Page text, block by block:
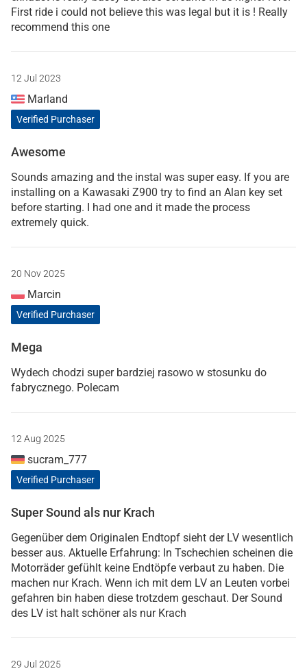
First ride i could not believe this was legal but it is ! Really
recommend this one
12 Jul 2023
Marland
Verified Purchaser
Awesome
Sounds amazing and the instal was super easy. If you are
installing on a Kawasaki Z900 try to find an Alan key set
before starting. I had one and it made the process
extremely quick.
20 Nov 2025
Marcin
Verified Purchaser
Mega
Wydech chodzi super bardziej rasowo w stosunku do
fabrycznego. Polecam
12 Aug 2025
sucram_777
Verified Purchaser
Super Sound als nur Krach
Gegenüber dem Originalen Endtopf sieht der LV wesentlich
besser aus. Aktuelle Erfahrung: In Tschechien scheinen die
Motorräder gefühlt keine Endtöpfe verbaut zu haben. Die
machen nur Krach. Wenn ich mit dem LV an Leuten vorbei
gefahren bin haben diese trotzdem geschaut. Der Sound
des LV ist halt schöner als nur Krach
29 Jul 2025